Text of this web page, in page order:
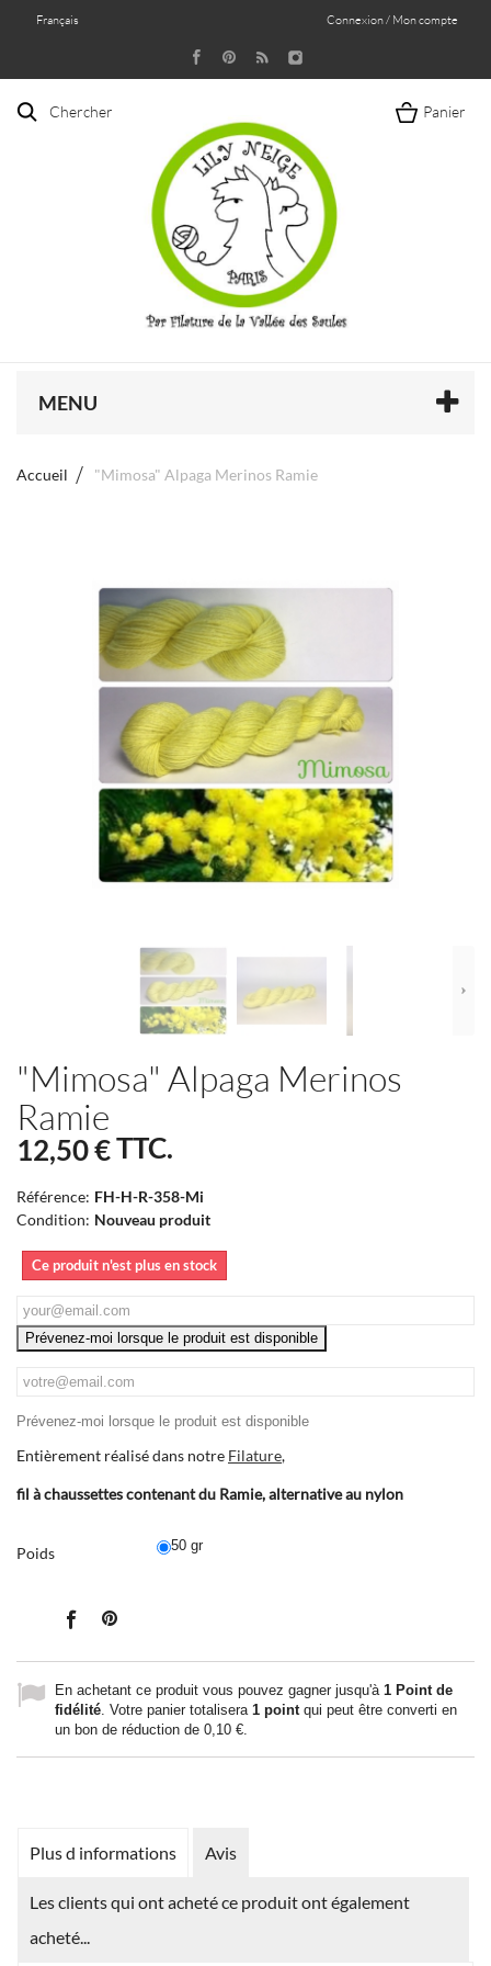
Français Connexion / Mon compte
Chercher Panier
MENU
Accueil "Mimosa" Alpaga Merinos Ramie
"Mimosa" Alpaga Merinos
Ramie
12,50 €TTC.
Référence: FH-H-R-358-Mi
Condition: Nouveau produit
Ce produit n'est plus en stock
Prévenez-moi lorsque le produit est disponible
Prévenez-moi lorsque le produit est disponible
Entièrement réalisé dans notre Filature,
fil à chaussettes contenant du Ramie, alternative au nylon
Poids 50 gr
En achetant ce produit vous pouvez gagner jusqu'à 1 Point de
fidélité. Votre panier totalisera 1 pointqui peut être converti en
un bon de réduction de 0,10 €.
Plus d informations Avis
Les clients qui ont acheté ce produit ont également
acheté...